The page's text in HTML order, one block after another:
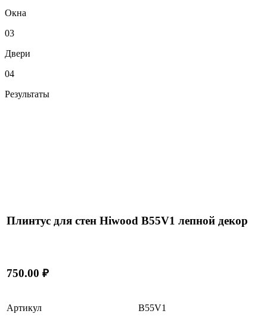
Окна
03
Двери
04
Результаты
Плинтус для стен Hiwood B55V1 лепной декор
750.00 ₽
Артикул B55V1